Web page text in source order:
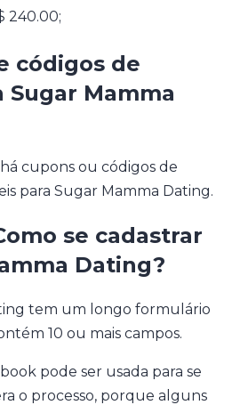
240.00;
códigos de
Sugar Mamma
cupons ou códigos de
para Sugar Mamma Dating.
se cadastrar
Dating?
tem um longo formulário
10 ou mais campos.
pode ser usada para se
o processo, porque alguns